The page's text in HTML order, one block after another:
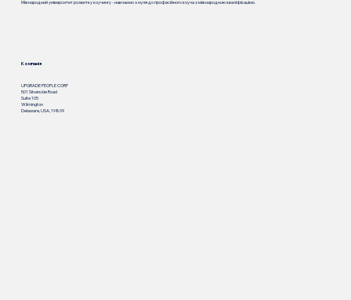
Міжнародний університет розвитку коучингу - навчаємо з нуля до професійного коуча з міжнародною кваліфікацією.
Компанія
UPGRADE PEOPLE CORP
501 Silverside Road
Suite 105
Wilmington
Delaware, USA, 19809